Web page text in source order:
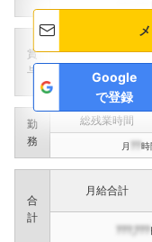
賞
与
???,???
勤
務
総残業時間
月 ??時
合
計
月給合計
???,???
Google
で登録